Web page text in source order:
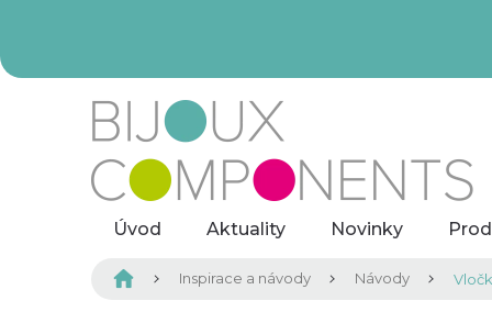
Úvod Aktuality Novinky
Domů Inspirace a návody Návody